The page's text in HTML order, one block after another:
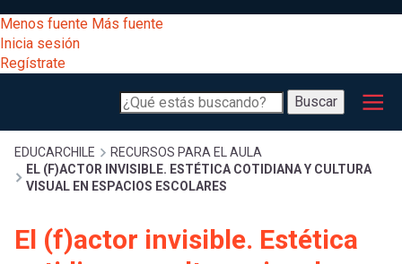
al
contenido
principal
[Educarchile
Escritorio]
Menú
Menos fuente Más fuente
Inicia sesión
Regístrate
Buscar
Buscar
Menú
principal
Desarrollo
Expand
Gestión
curricular
Comunidad
Sobrescribir
enlaces
EDUCARCHILE
RECURSOS PARA EL AULA
EL (F)ACTOR INVISIBLE. ESTÉTICA COTIDIANA Y CULTURA
VISUAL EN ESPACIOS ESCOLARES
El (f)actor invisible. Estética
registrarte.